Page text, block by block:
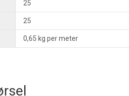
25
25
0,65 kg per meter